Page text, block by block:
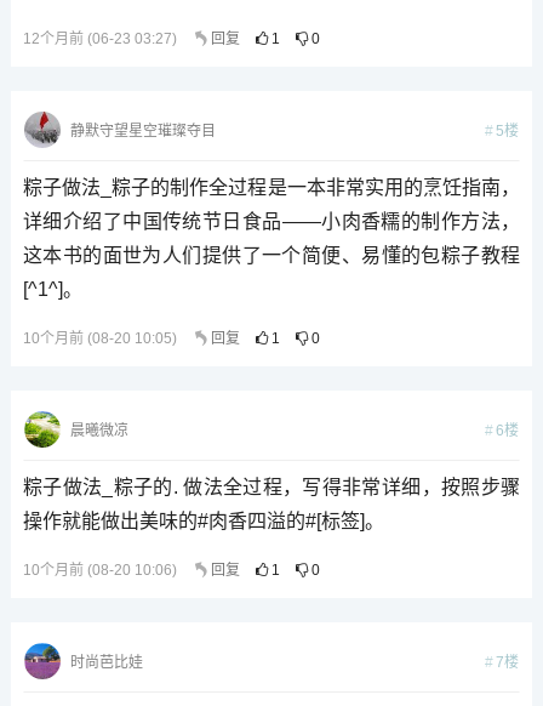
12个月前 (06-23 03:27) 回复 1 0
静默守望星空璀璨夺目 5楼
粽子做法_粽子的制作全过程是一本非常实用的烹饪指南，
详细介绍了中国传统节日食品——小肉香糯的制作方法，
这本书的面世为人们提供了一个简便、易懂的包粽子教程
[^1^]。
10个月前 (08-20 10:05) 回复 1 0
晨曦微凉 6楼
粽子做法_粽子的. 做法全过程，写得非常详细，按照步骤
操作就能做出美味的#肉香四溢的#[标签]​。
10个月前 (08-20 10:06) 回复 1 0
时尚芭比娃 7楼